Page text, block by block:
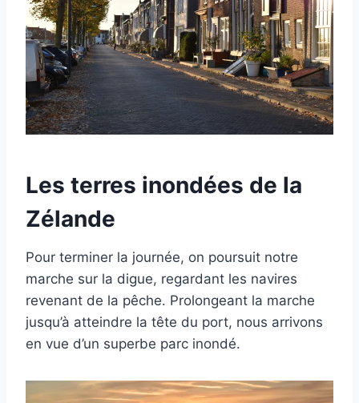
Les terres inondées de la
Zélande
Pour terminer la journée, on poursuit notre
marche sur la digue, regardant les navires
revenant de la pêche. Prolongeant la marche
jusqu’à atteindre la tête du port, nous arrivons
en vue d’un superbe parc inondé.